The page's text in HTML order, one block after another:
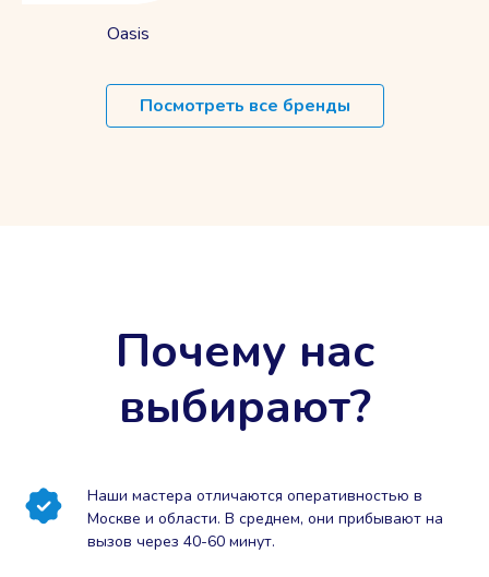
Oasis
Посмотреть все бренды
Почему нас
выбирают?
Наши мастера отличаются оперативностью в
Москве и области. В среднем, они прибывают на
вызов через 40-60 минут.